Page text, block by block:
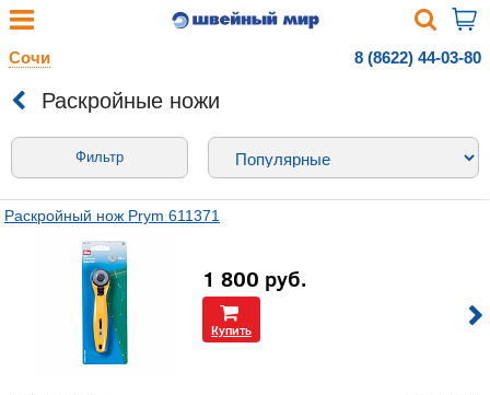
Сочи 8 (8622) 44-03-80
Раскройные ножи
Фильтр
Раскройный нож Prym 611371
1 800 руб.
Купить